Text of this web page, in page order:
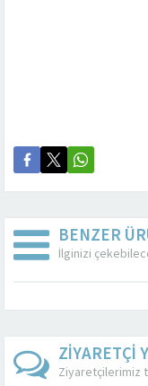
BENZER
İlginizi
ZİYARETÇİ
Ziyaretçilerimiz